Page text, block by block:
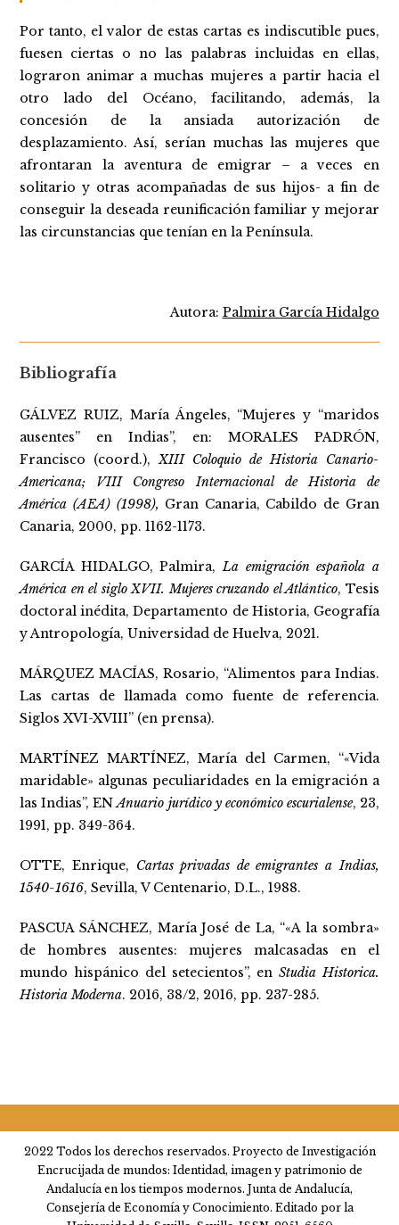
Por tanto, el valor de estas cartas es indiscutible pues,
fuesen ciertas o no las palabras incluidas en ellas,
lograron animar a muchas mujeres a partir hacia el
otro lado del Océano, facilitando, además, la
concesión de la ansiada autorización de
desplazamiento. Así, serían muchas las mujeres que
afrontaran la aventura de emigrar – a veces en
solitario y otras acompañadas de sus hijos- a fin de
conseguir la deseada reunificación familiar y mejorar
las circunstancias que tenían en la Península.
Autora: Palmira García Hidalgo
Bibliografía
GÁLVEZ RUIZ, María Ángeles, “Mujeres y “maridos
ausentes” en Indias”, en: MORALES PADRÓN,
Francisco (coord.),XIII Coloquio de Historia Canario-
Americana; VIII Congreso Internacional de Historia de
América (AEA) (1998), Gran Canaria, Cabildo de Gran
Canaria, 2000, pp. 1162-1173.
GARCÍA HIDALGO, Palmira,La emigración española a
América en el siglo XVII. Mujeres cruzando el Atlántico, Tesis
doctoral inédita, Departamento de Historia, Geografía
y Antropología, Universidad de Huelva, 2021.
MÁRQUEZ MACÍAS, Rosario, “Alimentos para Indias.
Las cartas de llamada como fuente de referencia.
Siglos XVI-XVIII” (en prensa).
MARTÍNEZ MARTÍNEZ, María del Carmen, “«Vida
maridable» algunas peculiaridades en la emigración a
las Indias”, ENAnuario jurídico y económico escurialense, 23,
1991, pp. 349-364.
OTTE, Enrique, Cartas privadas de emigrantes a Indias,
1540-1616, Sevilla, V Centenario, D.L., 1988.
PASCUA SÁNCHEZ, María José de La, “«A la sombra»
de hombres ausentes: mujeres malcasadas en el
mundo hispánico del setecientos”, en Studia Historica.
Historia Moderna. 2016, 38/2, 2016, pp. 237-285.
2022 Todos los derechos reservados. Proyecto de Investigación
Encrucijada de mundos: Identidad, imagen y patrimonio de
Andalucía en los tiempos modernos. Junta de Andalucía,
Consejería de Economía y Conocimiento. Editado por la